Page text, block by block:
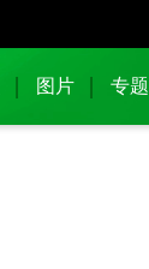
图片 专题